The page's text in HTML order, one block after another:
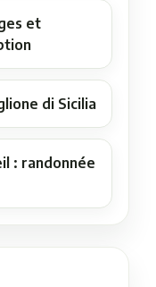
et
di Sicilia
: randonnée